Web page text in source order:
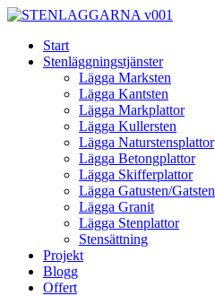
Skip
contentStart
Stenläggningstjänster
Lägga Marksten
Lägga Kantsten
Lägga Markplattor
Lägga Kullersten
Lägga Naturstensplattor
Lägga Betongplattor
Lägga Skifferplattor
Lägga Gatusten/Gatsten
Lägga Granit
Lägga Stenplattor
Stensättning
Projekt
Blogg
Offert